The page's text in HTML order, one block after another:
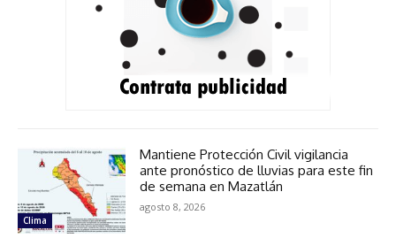
Clima
Mantiene Protección Civil vigilancia
ante pronóstico de lluvias para este fin
de semana en Mazatlán
agosto 8, 2026